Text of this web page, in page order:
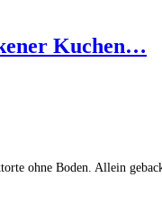
Kuchen…
ohne Boden. Allein